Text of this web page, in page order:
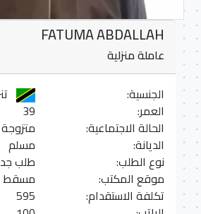
FATUMA ABDALLAH
عاملة منزلية
الجنسية:
تنزانيا
العمر:
الحالة الاجتماعية:
متزوجة
الديانة:
مسلم
نوع الطلب:
طلب جديد
موقع المكتب:
مسقط
تكلفة الاستقدام:
595